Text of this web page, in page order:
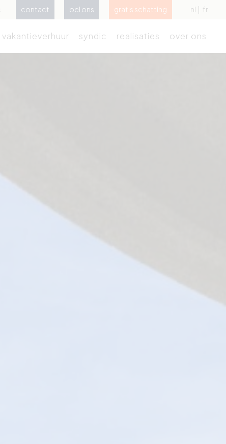
contact bel ons gratis schatting nl fr
vakantieverhuur syndic realisaties over ons